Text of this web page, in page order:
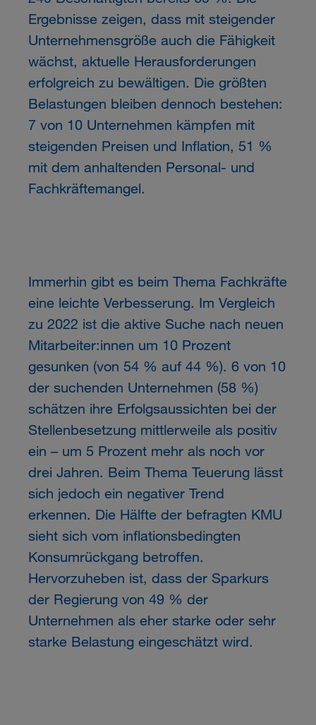
Ergebnisse zeigen, dass mit steigender
Unternehmensgröße auch die Fähigkeit
wächst, aktuelle Herausforderungen
erfolgreich zu bewältigen. Die größten
Belastungen bleiben dennoch bestehen:
7 von 10 Unternehmen kämpfen mit
steigenden Preisen und Inflation, 51 %
mit dem anhaltenden Personal- und
Fachkräftemangel.
Immerhin gibt es beim Thema Fachkräfte
eine leichte Verbesserung. Im Vergleich
zu 2022 ist die aktive Suche nach neuen
Mitarbeiter:innen um 10 Prozent
gesunken (von 54 % auf 44 %). 6 von 10
der suchenden Unternehmen (58 %)
schätzen ihre Erfolgsaussichten bei der
Stellenbesetzung mittlerweile als positiv
ein – um 5 Prozent mehr als noch vor
drei Jahren. Beim Thema Teuerung lässt
sich jedoch ein negativer Trend
erkennen. Die Hälfte der befragten KMU
sieht sich vom inflationsbedingten
Konsumrückgang betroffen.
Hervorzuheben ist, dass der Sparkurs
der Regierung von 49 % der
Unternehmen als eher starke oder sehr
starke Belastung eingeschätzt wird.